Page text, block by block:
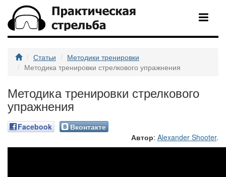
Статьи
Методики тренировки
Методика тренировки стрелкового упражнения
Методика тренировки стрелкового
упражнения
Facebook
Вконтакте
Автор: Alexander Shooter.